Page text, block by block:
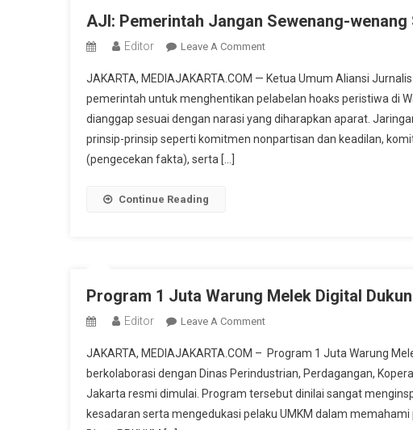
Kasus
AJI: Pemerintah Jangan Sewenang-
Editor Leave A CommentOn
Pemerintah
Jangan
Sewenang-
Wenang
JAKARTA, MEDIAJAKARTA.COM — Ketua Umum Aliansi
pemerintah untuk menghentikan pelabelan hoaks peristiwa di
dianggap sesuai dengan narasi yang diharapkan aparat.
prinsip-prinsip seperti komitmen nonpartisan dan keadilan,
(pengecekan fakta), serta […]
Continue Reading
Program 1 Juta Warung Melek Digital
Editor Leave A CommentOn
1
Juta
Warung
Melek
JAKARTA, MEDIAJAKARTA.COM – Program 1 Juta Warung
berkolaborasi dengan Dinas Perindustrian, Perdagangan,
Jakarta resmi dimulai. Program tersebut dinilai sangat
kesadaran serta mengedukasi pelaku UMKM dalam